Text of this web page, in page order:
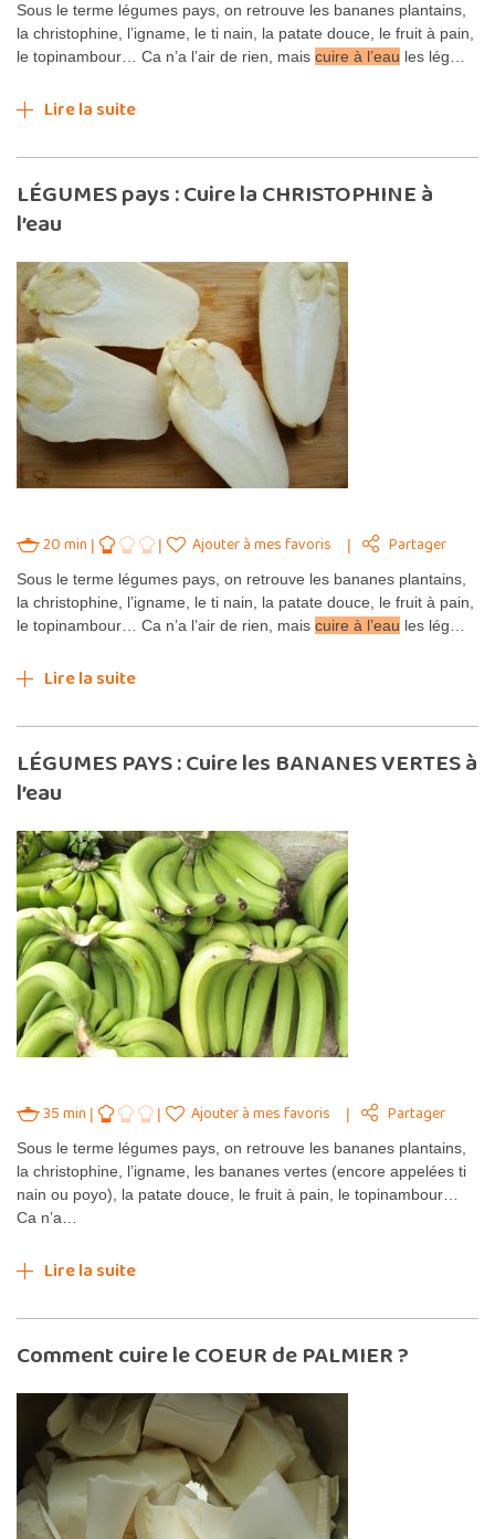
Sous le terme légumes pays, on retrouve les bananes plantains,
la christophine, l’igname, le ti nain, la patate douce, le fruit à pain,
le topinambour… Ca n’a l’air de rien, mais cuire à l’eau les lég…
Lire la suite
LÉGUMES pays : Cuire la CHRISTOPHINE à
l’eau
20 min Ajouter à mes favoris Partager
Sous le terme légumes pays, on retrouve les bananes plantains,
la christophine, l’igname, le ti nain, la patate douce, le fruit à pain,
le topinambour… Ca n’a l’air de rien, mais cuire à l’eau les lég…
Lire la suite
LÉGUMES PAYS : Cuire les BANANES VERTES à
l’eau
35 min Ajouter à mes favoris Partager
Sous le terme légumes pays, on retrouve les bananes plantains,
la christophine, l’igname, les bananes vertes (encore appelées ti
nain ou poyo), la patate douce, le fruit à pain, le topinambour…
Ca n’a…
Lire la suite
Comment cuire le COEUR de PALMIER ?